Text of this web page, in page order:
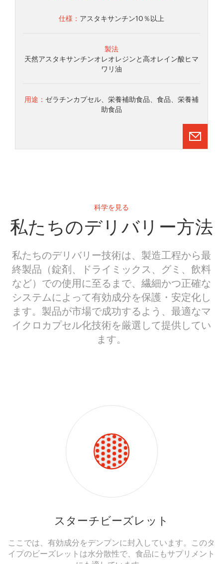
仕様： アスタキサンチン10％以上
製法
天然アスタキサンチンオレオレジンと高オレイン酸ヒマ
ワリ油
用途： ゼラチンカプセル、栄養補助食品、食品、栄養補
助食品
科学を見る
私たちのデリバリー方法
私たちのデリバリー技術は、製造工程から最
終製品（錠剤、ドライミックス、グミ、飲料
など）での使用に至るまで、繊細かつ正確な
システムによって有効成分を保護・安定化し
ます。製品が市場で成功するよう、最適なマ
イクロカプセル化技術を厳選して提供してい
ます。
スターチビーズレット
ここでは、有効成分をデンプンに封入しています。このタ
イプのビーズレットは水分散性で、食品にもサプリメント